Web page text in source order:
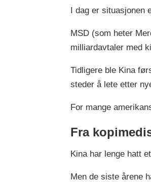
I dag er situasjonen
MSD (som heter
milliardavtaler med
Tidligere ble Kina
steder å lete etter
For mange
Fra
Kina har lenge hatt
Men de siste årene